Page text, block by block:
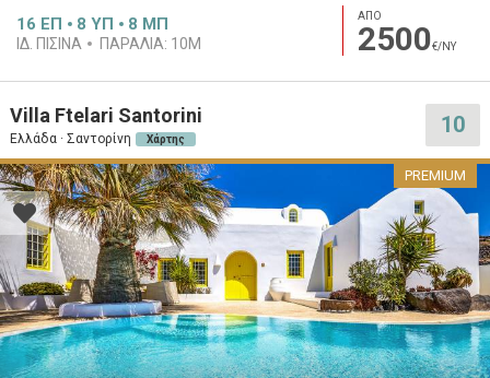
16 ΕΠ 8 ΥΠ 8 ΜΠ
ΙΔ. ΠΙΣΊΝΑ ΠΑΡΑΛΊΑ: 10M
ΑΠΟ
2500€/ΝΥ
Villa Ftelari Santorini
Ελλάδα · Σαντορίνη Χάρτης
10
PREMIUM